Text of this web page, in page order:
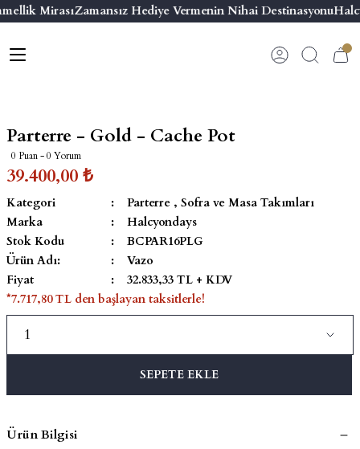
MirasıZamansız Hediye Vermenin Nihai Destinasyonu
Geri Dön
Geri Dön
ve Aksesuarlar
Mum
Geri Dön
Geri Dön
Seriler
Elephant
Parterre - Gold - Cache Pot
0 Puan - 0 Yorum
39.400,00 ₺
Kategori Parterre , Sofra ve Masa Takımları
Marka
Halcyondays
Stok Kodu
BCPAR16PLG
Ürün Adı:
Vazo
Fiyat
32.833,33 TL + KDV
*7.717,80 TL den başlayan taksitlerle!
SEPETE EKLE
Ürün Bilgisi